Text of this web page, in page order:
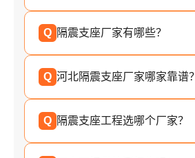
Q 隔震支座厂家有哪些？
Q 河北隔震支座厂家哪家靠谱？
Q 隔震支座工程选哪个厂家？